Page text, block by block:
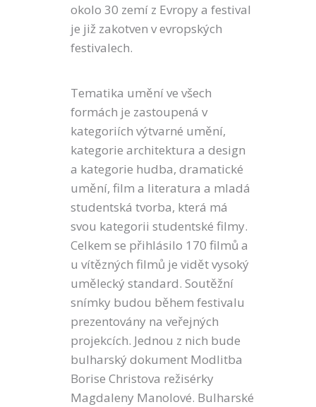
okolo 30 zemí z Evropy a festival
je již zakotven v evropských
festivalech.
Tematika umění ve všech
formách je zastoupená v
kategoriích výtvarné umění,
kategorie architektura a design
a kategorie hudba, dramatické
umění, film a literatura a mladá
studentská tvorba, která má
svou kategorii studentské filmy.
Celkem se přihlásilo 170 filmů a
u vítězných filmů je vidět vysoký
umělecký standard. Soutěžní
snímky budou během festivalu
prezentovány na veřejných
projekcích. Jednou z nich bude
bulharský dokument Modlitba
Borise Christova režisérky
Magdaleny Manolové. Bulharské